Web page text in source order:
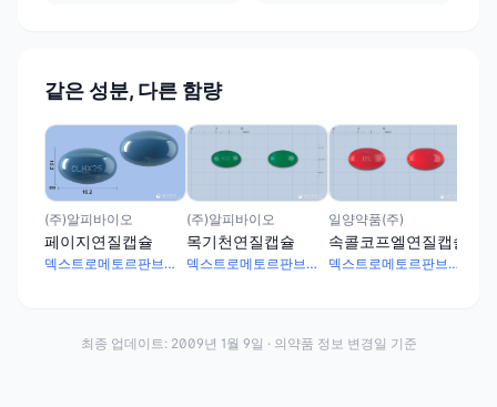
같은 성분, 다른 함량
(주)알피바이오
페이지연질캡슐
덱스트로메토르판브롬화수소산염수화물 10mg · 노스카핀염산염수화물 8mg · 트리메토퀴놀염산염수화물 1mg · 구아이페네신 50mg · 클로르페니라민말레산염 1.5mg
(주)알피바이오
목기천연질캡슐
덱스트로메토르판브롬화수소산염수화물 7.5mg · 노스카핀염산염수화물 8mg · 트리메토퀴놀염산염수화물 1mg · 구아이페네신 37.5mg · 클로르페니라민말레산염 1.5mg
일양약품(주)
속콜코프엘연질캡슐
덱스트로메토르판브롬화수소산염수화물 10mg · 노스카핀염산염수화물 10mg · 트리메토퀴놀염산염수화물 1mg · 구아이페네신 50mg · 클로르페니라민말레산염 2mg
최종 업데이트: 2009년 1월 9일 · 의약품 정보 변경일 기준